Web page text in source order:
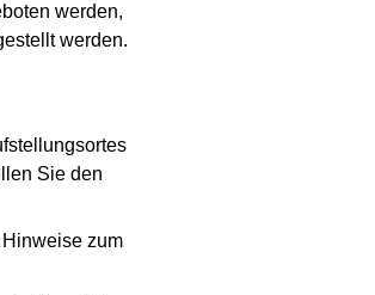
werden,
werden.
Sie den
zum